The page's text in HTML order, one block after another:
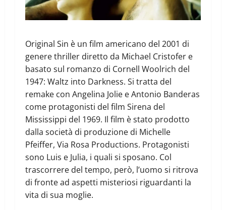
Original Sin è un film americano del 2001 di
genere thriller diretto da Michael Cristofer e
basato sul romanzo di Cornell Woolrich del
1947: Waltz into Darkness. Si tratta del
remake con Angelina Jolie e Antonio Banderas
come protagonisti del film Sirena del
Mississippi del 1969. Il film è stato prodotto
dalla società di produzione di Michelle
Pfeiffer, Via Rosa Productions. Protagonisti
sono Luis e Julia, i quali si sposano. Col
trascorrere del tempo, però, l’uomo si ritrova
di fronte ad aspetti misteriosi riguardanti la
vita di sua moglie.